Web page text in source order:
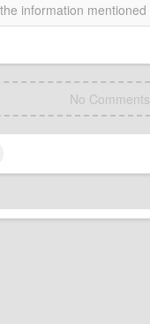
information
No